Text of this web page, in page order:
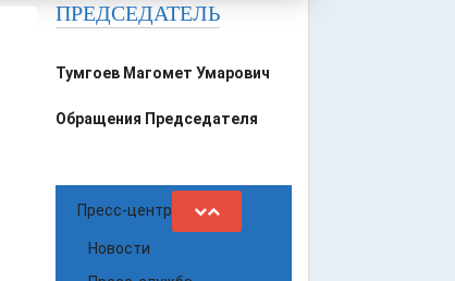
ПРЕДСЕДАТЕЛЬ
Тумгоев Магомет Умарович
Обращения Председателя
Пресс-центр
Новости